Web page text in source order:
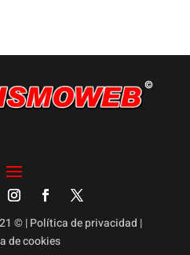
© |Política de privacidad |
de cookies